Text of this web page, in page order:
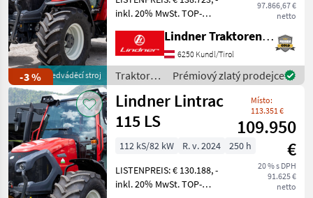
620
SA
Geotrac
100 A
Geotrac
83 A
Zobrazit
vše
MARKETPLACE
Marketplace
Nabídky
prodejců
Inzeráty
-3 % předváděcí stroj
97.866,67 €
netto
inkl. 20% MwSt. TOP-
Hinterachslenkung, Lindner
Fronthydraulik verstärkt, 2
Leitungen nach vorne, 3x
EHS dws Steuerge
Lindner Traktorenwerk GesmbH
6250 Kundl/Tirol
Traktory /
Lindner
Prémiový zlatý prodejce
Lindner Lintrac
115 LS
Místo:
113.351 €
109.950
€
20 % s DPH
91.625 €
netto
112 kS/82 kW R. v. 2024
250 h
LISTENPREIS: € 130.188, -
inkl. 20% MwSt. TOP-